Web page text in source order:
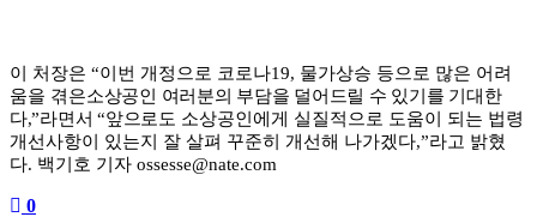
이 처장은 “이번 개정으로 코로나19, 물가상승 등으로 많은 어려
움을 겪은소상공인 여러분의 부담을 덜어드릴 수 있기를 기대한
다,”라면서“앞으로도 소상공인에게 실질적으로 도움이 되는 법령
개선사항이 있는지 잘 살펴 꾸준히 개선해 나가겠다,”라고 밝혔
다. 백기호 기자 ossesse@nate.com
0